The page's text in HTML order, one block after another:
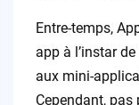
Entre-temps,
app à l’instar
aux mini-
Cependant, pas